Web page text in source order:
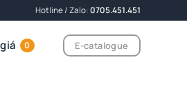
Hotline / Zalo:0705.451.451
0 E-catalogue